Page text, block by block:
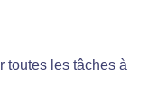
toutes les tâches à